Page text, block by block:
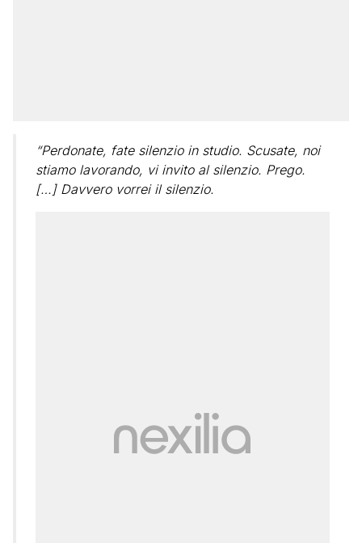
“Perdonate, fate silenzio in studio. Scusate, noi
stiamo lavorando, vi invito al silenzio. Prego.
[…] Davvero vorrei il silenzio.